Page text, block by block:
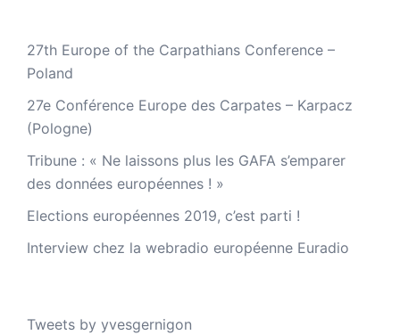
27th Europe of the Carpathians Conference –
Poland
27e Conférence Europe des Carpates – Karpacz
(Pologne)
Tribune : « Ne laissons plus les GAFA s’emparer
des données européennes ! »
Elections européennes 2019, c’est parti !
Interview chez la webradio européenne Euradio
Tweets by yvesgernigon